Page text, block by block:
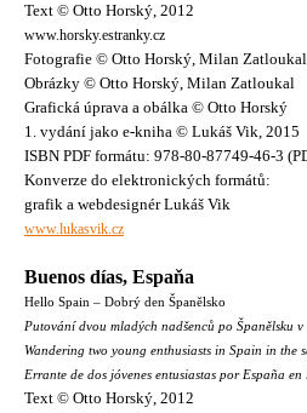
Text © Otto Horský, 2012
www.horsky.estranky.cz
Fotografie © Otto Horský, Milan
Obrázky © Otto Horský, Milan Zatloukal
Grafická úprava a obálka © Otto Horský
1. vydání jako e-kniha © Lukáš Vik, 2015
ISBN PDF formátu: 978-80-87749-46-3
Konverze do elektronických formátů:
grafik a webdesignér Lukáš Vik
www.lukasvik.cz
Buenos días, Espaňa
Hello Spain – Dobrý den Španělsko
Putování dvou mladých nadšenců po Španělsku v
Wandering two young enthusiasts in Spain in the
Errante de dos jóvenes entusiastas por España
Text © Otto Horský, 2012